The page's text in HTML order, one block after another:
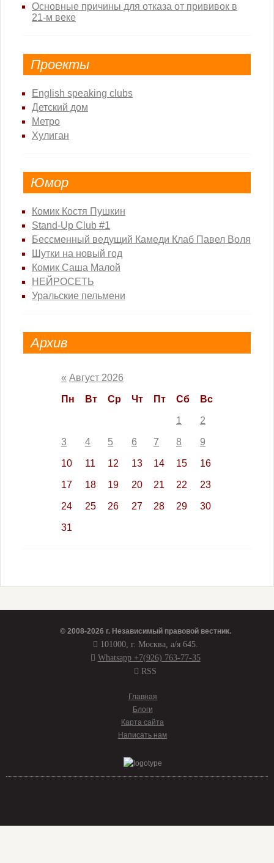
Основные причины для отказа от прививок в
21-м веке
Проекты
English speaking clubs
Детский дом
Метро
Хулиган
Юмор
Комик Костя Пушкин
Stand-Up Club #1
Бессменный ведущий Камеди Клаб Павел Воля
Шутки на новый год
Комик Саша Малой
НЕЙРОСЕТЬ
Уральские пельмени
Архив
« Август 2026
Пн Вт Ср Чт Пт Сб Вс
1 2
3 4 5 6 7 8 9
10 11 12 13 14 15 16
17 18 19 20 21 22 23
24 25 26 27 28 29 30
31
© 2008-2026 г. Независимый правовой вестник.
101000, г. Москва, а/я 645.
Whatsapp +7(926) 763-77-35
RSS
Главная
Блоги
Карта сайта
Написать нам